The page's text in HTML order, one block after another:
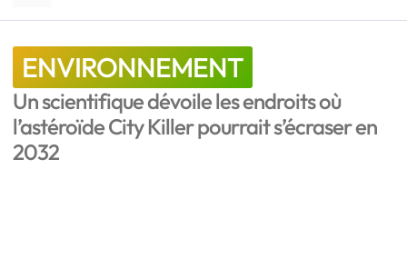
ENVIRONNEMENT
Un scientifique dévoile les endroits où
l’astéroïde City Killer pourrait s’écraser en
2032